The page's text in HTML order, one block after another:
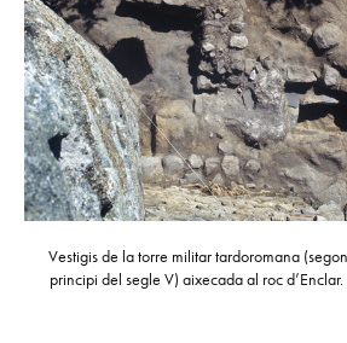
Vestigis de la torre militar tardoromana
principi del segle V) aixecada al roc